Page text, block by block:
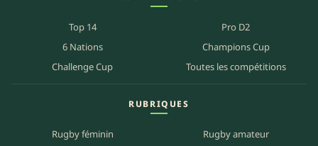
Top 14
Pro D2
6 Nations
Champions Cup
Challenge Cup
Toutes les compétitions
RUBRIQUES
Rugby féminin
Rugby amateur